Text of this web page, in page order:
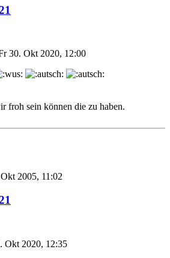
30. Okt 2020, 12:00
froh sein können die zu haben.
2005, 11:02
Okt 2020, 12:35